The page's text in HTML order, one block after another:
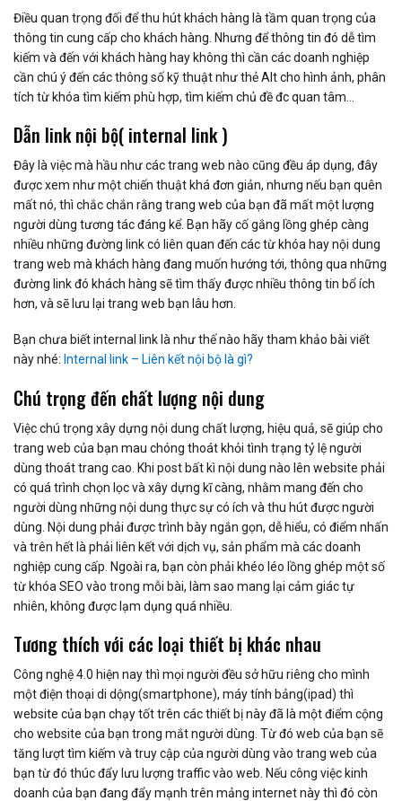
Điều quan trọng đối để thu hút khách hàng là tầm quan trọng của
thông tin cung cấp cho khách hàng. Nhưng để thông tin đó dễ tìm
kiếm và đến với khách hàng hay không thì cần các doanh nghiệp
cần chú ý đến các thông số kỹ thuật như thẻ Alt cho hình ảnh, phân
tích từ khóa tìm kiếm phù hợp, tìm kiếm chủ đề đc quan tâm…
Dẫn link nội bộ( internal link )
Đây là việc mà hầu như các trang web nào cũng đều áp dụng, đây
được xem như một chiến thuật khá đơn giản, nhưng nếu bạn quên
mất nó, thì chắc chắn rằng trang web của bạn đã mất một lượng
người dùng tương tác đáng kể. Bạn hãy cố gắng lồng ghép càng
nhiều những đường link có liên quan đến các từ khóa hay nội dung
trang web mà khách hàng đang muốn hướng tới, thông qua những
đường link đó khách hàng sẽ tìm thấy được nhiều thông tin bổ ích
hơn, và sẽ lưu lại trang web bạn lâu hơn.
Bạn chưa biết internal link là như thế nào hãy tham khảo bài viết
này nhé: Internal link – Liên kết nội bộ là gì?
Chú trọng đến chất lượng nội dung
Việc chú trọng xây dựng nội dung chất lượng, hiệu quả, sẽ giúp cho
trang web của bạn mau chóng thoát khỏi tình trạng tỷ lệ người
dùng thoát trang cao. Khi post bất kì nội dung nào lên website phải
có quá trình chọn lọc và xây dựng kĩ càng, nhằm mang đến cho
người dùng những nội dung thực sự có ích và thu hút được người
dùng. Nội dung phải được trình bày ngắn gọn, dễ hiểu, có điểm nhấn
và trên hết là phải liên kết với dịch vụ, sản phẩm mà các doanh
nghiệp cung cấp. Ngoài ra, bạn còn phải khéo léo lồng ghép một số
từ khóa SEO vào trong mỗi bài, làm sao mang lại cảm giác tự
nhiên, không được lạm dụng quá nhiều.
Tương thích với các loại thiết bị khác nhau
Công nghệ 4.0 hiện nay thì mọi người đều sở hữu riêng cho mình
một điện thoại di dộng(smartphone), máy tính bảng(ipad) thì
website của bạn chạy tốt trên các thiết bị này đã là một điểm cộng
cho website của bạn trong mắt người dùng. Từ đó web của bạn sẽ
tăng lượt tìm kiếm và truy cập của người dùng vào trang web của
bạn từ đó thúc đẩy lưu lượng traffic vào web. Nếu công việc kinh
doanh của bạn đang đẩy mạnh trên mảng internet này thì đó còn